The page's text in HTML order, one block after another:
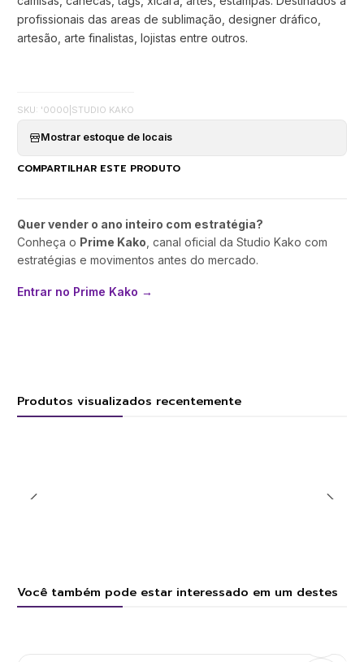
profissionais das areas de sublimação, designer dráfico,
artesão, arte finalistas, lojistas entre outros.
SKU: '0000 STUDIO KAKO
Mostrar estoque de locais
COMPARTILHAR ESTE PRODUTO
Quer vender o ano inteiro com estratégia?
Conheça o Prime Kako , canal oficial da Studio Kako com
estratégias e movimentos antes do mercado.
Entrar no Prime Kako →
Produtos visualizados recentemente
Você também pode estar interessado em um destes